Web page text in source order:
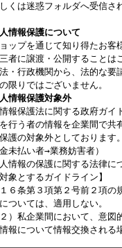
くは迷惑フォルダへ受信さ
情報保護について
ップを通じて知り得たお客
者に譲渡・公開することは
・行政機関から、法的な要
限りではございません。
情報保護対象外
報保護法に関する政府ガイ
行う者の情報を企業間で共
護の対象外としております
金未払い者→業務妨害者）
人情報の保護に関する法律に
象とするガイドライン】
６条第３項第２号前２項の
ついては、適用しない。
）私企業間において、意図
報について情報交換される